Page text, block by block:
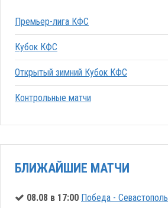
Премьер-лига КФС
Кубок КФС
Открытый зимний Кубок КФС
Контрольные матчи
БЛИЖАЙШИЕ МАТЧИ
08.08 в 17:00 Победа - Севастополь